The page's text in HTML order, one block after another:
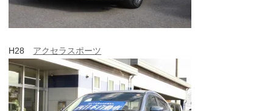
H28 アクセラスポーツ